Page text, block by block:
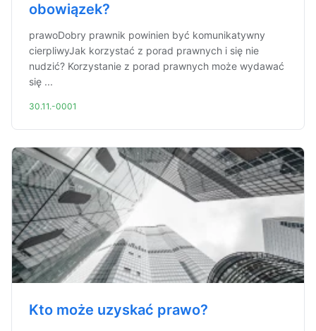
obowiązek?
prawoDobry prawnik powinien być komunikatywny
cierpliwyJak korzystać z porad prawnych i się nie
nudzić? Korzystanie z porad prawnych może wydawać
się ...
30.11.-0001
Kto może uzyskać prawo?